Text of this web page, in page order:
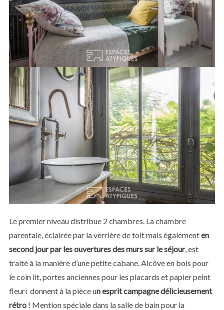
Le premier niveau distribue 2 chambres. La chambre
parentale, éclairée par la verrière de toit mais égalementen
second jour par les ouvertures des murs sur le séjour, est
traité à la manière d’une petite cabane. Alcôve en bois pour
le coin lit, portes anciennes pour les placards et papier peint
fleuri donnent à la pièce un esprit campagne délicieusement
rétro! Mention spéciale dans la salle de bain pour la
S
e
h
f
o